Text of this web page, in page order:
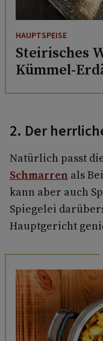
HAUPTSPEISE
Steirisches
Kümmel-
2. Der
Natürlich passt
Schmarren als
kann aber auch
Spiegelei
Hauptgericht